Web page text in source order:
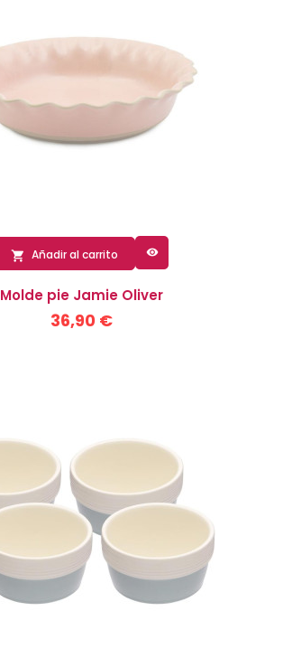
 Añadir al carrito 
Molde pie Jamie Oliver
36,90 €